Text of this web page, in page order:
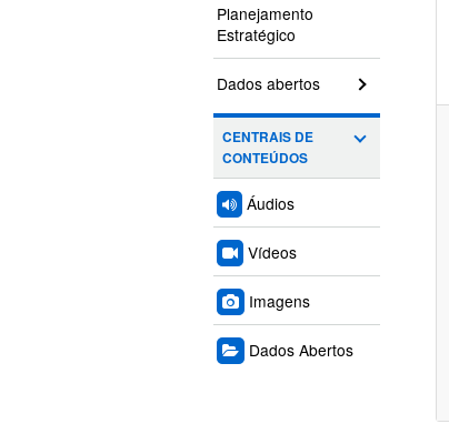
Planejamento
Estratégico
Dados abertos
CENTRAIS DE
CONTEÚDOS
Áudios
Vídeos
Imagens
Dados Abertos